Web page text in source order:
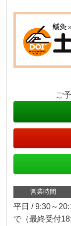
ご
営業時間
平日 / 9:30～
で（最終受付